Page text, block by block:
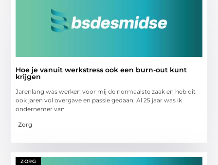
Hoe je vanuit werkstress ook een burn-out kunt
krijgen
Jarenlang was werken voor mij de normaalste zaak en heb dit
ook jaren vol overgave en passie gedaan. Al 25 jaar was ik
ondernemer van
Zorg
ZORG